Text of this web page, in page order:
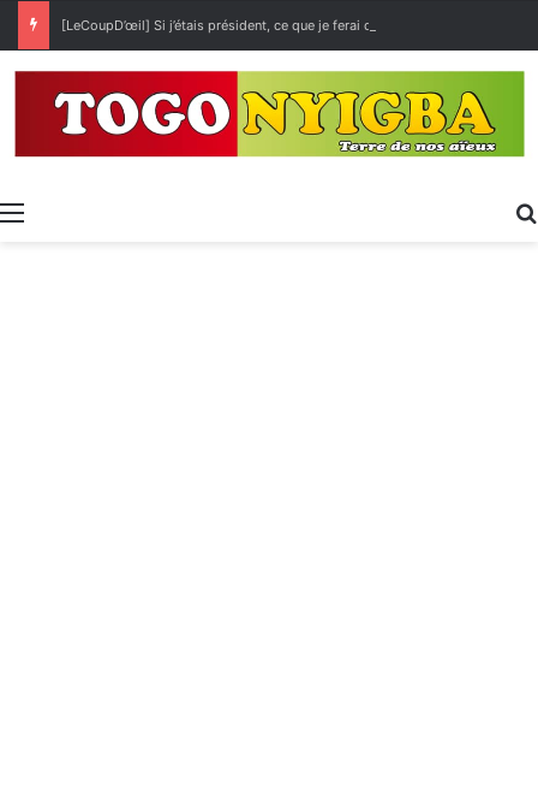
[LeCoupD’œil] Si j’étais président, ce que je ferai des « Évalas »
Menu